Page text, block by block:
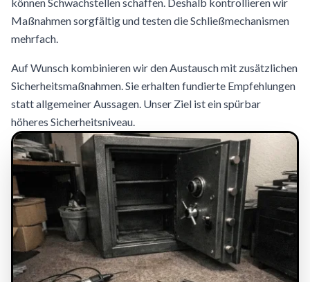
Maßnahmen sorgfältig und testen die Schließmechanismen
mehrfach.
Auf Wunsch kombinieren wir den Austausch mit zusätzlichen
Sicherheitsmaßnahmen. Sie erhalten fundierte Empfehlungen
statt allgemeiner Aussagen. Unser Ziel ist ein spürbar
höheres Sicherheitsniveau.